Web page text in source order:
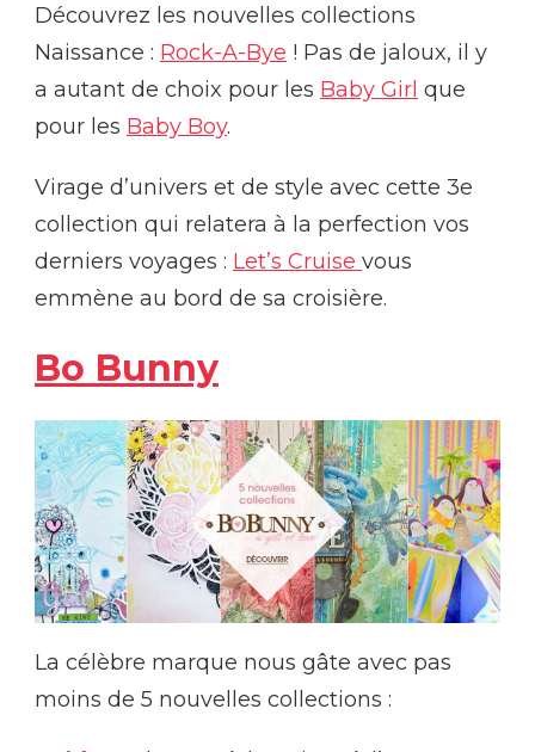
Découvrez les nouvelles collections
Naissance : Rock-A-Bye ! Pas de jaloux, il y
a autant de choix pour les Baby Girl que
pour les Baby Boy.
Virage d’univers et de style avec cette 3e
collection qui relatera à la perfection vos
derniers voyages : Let’s Cruise vous
emmène au bord de sa croisière.
Bo Bunny
La célèbre marque nous gâte avec pas
moins de 5 nouvelles collections :